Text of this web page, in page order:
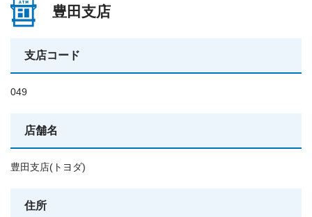
豊田支店
支店コード
049
店舗名
豊田支店(トヨダ)
住所